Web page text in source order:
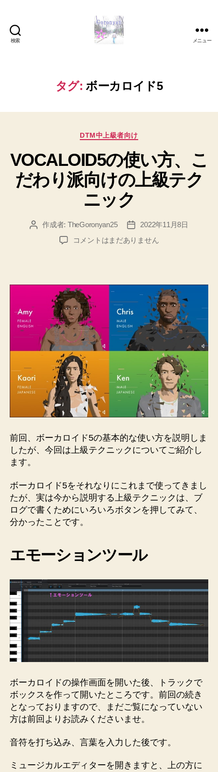
検索
マ
イ
ド
音
と
日
常
の
こ
と
メニュー
タグ: ボーカロイド5
カ
ゴ
リ
ー
DTM中上級者向け
VOCALOID5の使い方、こ
だわり派向けの上級テク
ニック
投 作成者: TheGoronyan25
投
稿
日
2022年11月8日
VOCALOID5
方、
こ
だ
わ
り
派
向
け
の
上
級
ク
ッ
ク
へ
コメントはまだありません
前回、ボーカロイド5の基本的な使い方を説明しま
したが、今回は上級テクニックについてご紹介し
ます。
ボーカロイド5をそれなりにこれまで使ってきまし
たが、実は今から説明する上級テクニックは、ブ
ログで書くためにいろいろボタンを押してみて、
分かったことです。
エモーションツール
ボーカロイドの操作画面を開いた後、トラックで
ボックスを作って開いたところです。前回の続き
となっておりますので、まだご覧になっていない
方は前回よりお読みくださいませ。
音符を打ち込み、言葉を入力した後です。
ミュージカルエディターを開きますと、上の方に